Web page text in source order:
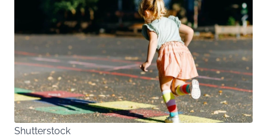
Shutterstock